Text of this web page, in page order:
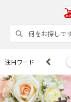
注目ワード